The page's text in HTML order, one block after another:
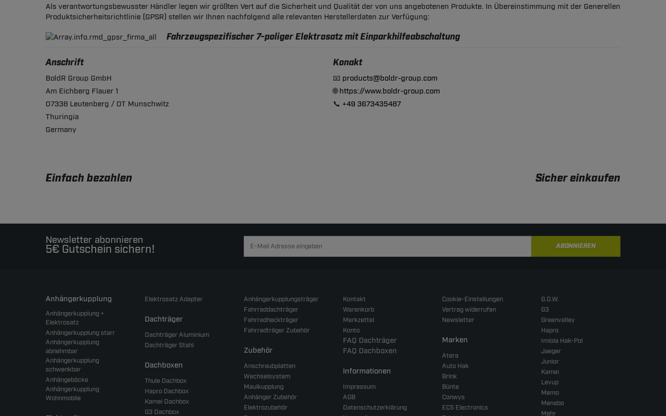
Als verantwortungsbewusster Händler legen wir größten Vert auf die Sicherheit und Qualität der von uns angebotenen Produkte. In Übereinstimmung mit der Generellen
Produktsicherheitsrichtlinie (GPSR) stellen wir Ihnen nachfolgend alle relevanten Herstellerdaten zur Verfügung:
Fahrzeugspezifischer 7-poliger Elektrosatz mit Einparkhilfeabschaltung
Anschrift
BoldR Group GmbH
Am Eichberg Flauer 1
07338 Leutenberg / OT Munschwitz
Thuringia
Germany
Konakt
📧 products@boldr-group.com
🌐https://www.boldr-group.com
📞 +49 3673435487
Einfach bezahlen Sicher einkaufen
Newsletter abonnieren
5€ Gutschein sichern! ABONNIEREN
Anhängerkupplung
Anhängerkupplung +
Elektrosatz
Anhängerkupplung starr
Anhängerkupplung
abnehmbar
Anhängerkupplung
schwenkbar
Anhängeböcke
Anhängerkupplung
Wohnmobile
Elektrosatz Adapter
Dachträger
Dachträger Aluminium
Dachträger Stahl
Dachboxen
Thule Dachbox
Hapro Dachbox
Kamei Dachbox
G3 Dachbox
Anhängerkupplungsträger
Fahrraddachträger
Fahrradheckträger
Fahrradträger Zubehör
Zubehör
Anschraubplatten
Wechselsystem
Maulkupplung
Anhänger Zubehör
Elektrozubehör
Kontakt
Warenkorb
Merkzettel
Konto
FAQ Dachträger
FAQ Dachboxen
Informationen
Impressum
AGB
Datenschutzerklärung
Cookie-Einstellungen
Vertrag widerrufen
Newsletter
Marken
Atera
Auto Hak
Brink
Bünte
Conwys
ECS Electronics
G.D.W.
G3
Greenvalley
Hapro
Imiola Hak-Pol
Jaeger
Junior
Kamei
Levup
Memo
Menabo
Mehr